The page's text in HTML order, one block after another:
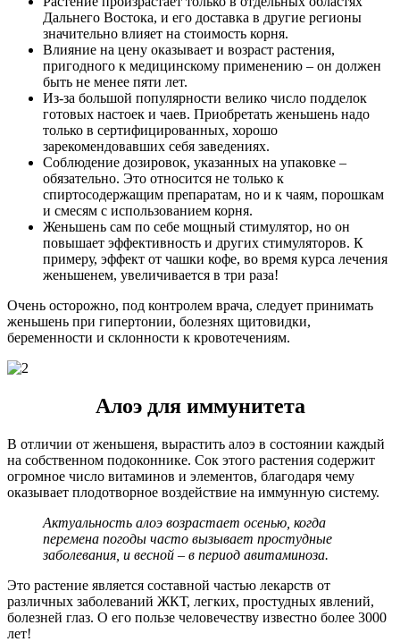
Дальнего Востока, и его доставка в другие регионы
значительно влияет на стоимость корня.
Влияние на цену оказывает и возраст растения,
пригодного к медицинскому применению – он должен
быть не менее пяти лет.
Из-за большой популярности велико число подделок
готовых настоек и чаев. Приобретать женьшень надо
только в сертифицированных, хорошо
зарекомендовавших себя заведениях.
Соблюдение дозировок, указанных на упаковке –
обязательно. Это относится не только к
спиртосодержащим препаратам, но и к чаям, порошкам
и смесям с использованием корня.
Женьшень сам по себе мощный стимулятор, но он
повышает эффективность и других стимуляторов. К
примеру, эффект от чашки кофе, во время курса лечения
женьшенем, увеличивается в три раза!
Очень осторожно, под контролем врача, следует принимать
женьшень при гипертонии, болезнях щитовидки,
беременности и склонности к кровотечениям.
Алоэ для иммунитета
В отличии от женьшеня, вырастить алоэ в состоянии каждый
на собственном подоконнике. Сок этого растения содержит
огромное число витаминов и элементов, благодаря чему
оказывает плодотворное воздействие на иммунную систему.
Актуальность алоэ возрастает осенью, когда
перемена погоды часто вызывает простудные
заболевания, и весной – в период авитаминоза.
Это растение является составной частью лекарств от
различных заболеваний ЖКТ, легких, простудных явлений,
болезней глаз. О его пользе человечеству известно более 3000
лет!